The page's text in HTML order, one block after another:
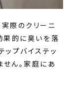
際のクリーニ
果的に臭いを落
ップバイステッ
ん。家庭にあ